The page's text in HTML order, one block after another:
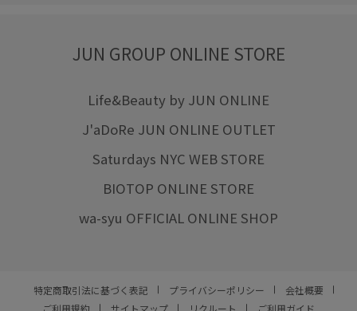
JUN GROUP ONLINE STORE
Life&Beauty by JUN ONLINE
J'aDoRe JUN ONLINE OUTLET
Saturdays NYC WEB STORE
BIOTOP ONLINE STORE
wa-syu OFFICIAL ONLINE SHOP
特定商取引法に基づく表記 プライバシーポリシー
会社概要
ご利用規約
サイトマップ リクルート ご利用ガイド